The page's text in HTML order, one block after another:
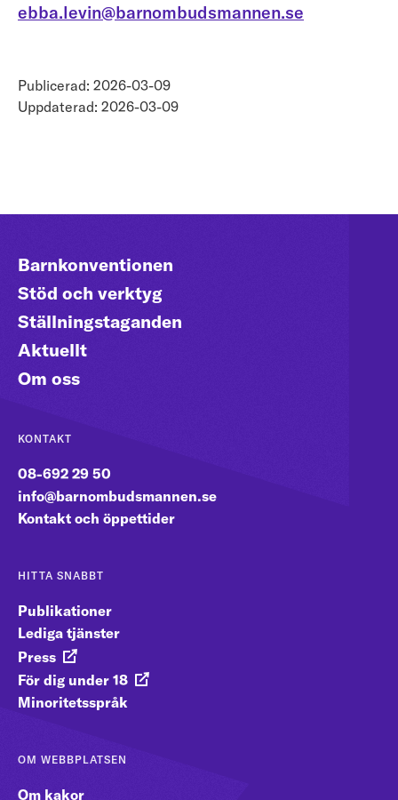
ebba.levin@barnombudsmannen.se
Publicerad: 2026-03-09
Uppdaterad: 2026-03-09
Barnkonventionen
Stöd och verktyg
Ställningstaganden
Aktuellt
Om oss
KONTAKT
08-692 29 50
info@barnombudsmannen.se
Kontakt och öppettider
HITTA SNABBT
Publikationer
Lediga tjänster
Press
För dig under 18
Minoritetsspråk
OM WEBBPLATSEN
Om kakor